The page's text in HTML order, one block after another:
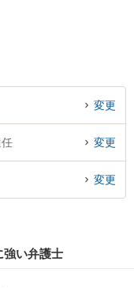
変更
変更
変更
強い弁護士